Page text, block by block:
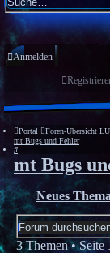
Anmelden
Portal Foren-Übersicht
mt Bugs und Fehler
Suche
mt Bugs
Neues Thema
3 Themen • Seite